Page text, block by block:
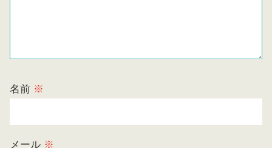
名前 ※
メール ※